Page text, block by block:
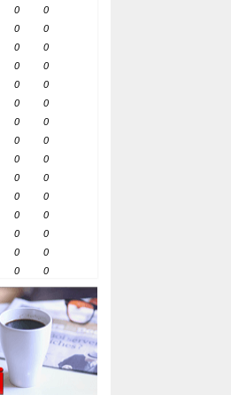
0
0
0
0
0
0
0
0
0
0
0
0
0
0
0
0
0
0
0
0
0
0
0
0
0
0
0
0
0 0